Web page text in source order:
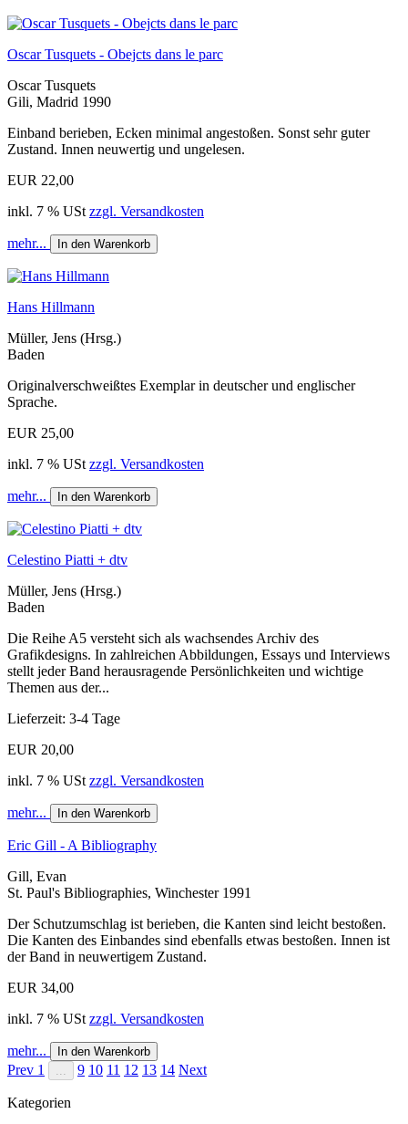
Oscar Tusquets - Obejcts dans le parc
Oscar Tusquets
Gili, Madrid 1990
Einband berieben, Ecken minimal angestoßen. Sonst sehr guter
Zustand. Innen neuwertig und ungelesen.
EUR 22,00
inkl. 7 % USt zzgl. Versandkosten
mehr... In den Warenkorb
Hans Hillmann
Müller, Jens (Hrsg.)
Baden
Originalverschweißtes Exemplar in deutscher und englischer
Sprache.
EUR 25,00
inkl. 7 % USt zzgl. Versandkosten
mehr... In den Warenkorb
Celestino Piatti + dtv
Müller, Jens (Hrsg.)
Baden
Die Reihe A5 versteht sich als wachsendes Archiv des
Grafikdesigns. In zahlreichen Abbildungen, Essays und Interviews
stellt jeder Band herausragende Persönlichkeiten und wichtige
Themen aus der...
Lieferzeit: 3-4 Tage
EUR 20,00
inkl. 7 % USt zzgl. Versandkosten
mehr... In den Warenkorb
Eric Gill - A Bibliography
Gill, Evan
St. Paul's Bibliographies, Winchester 1991
Der Schutzumschlag ist berieben, die Kanten sind leicht bestoßen.
Die Kanten des Einbandes sind ebenfalls etwas bestoßen. Innen ist
der Band in neuwertigem Zustand.
EUR 34,00
inkl. 7 % USt zzgl. Versandkosten
mehr... In den Warenkorb
Prev 1 9 10 11 12 13 14 Next
Kategorien